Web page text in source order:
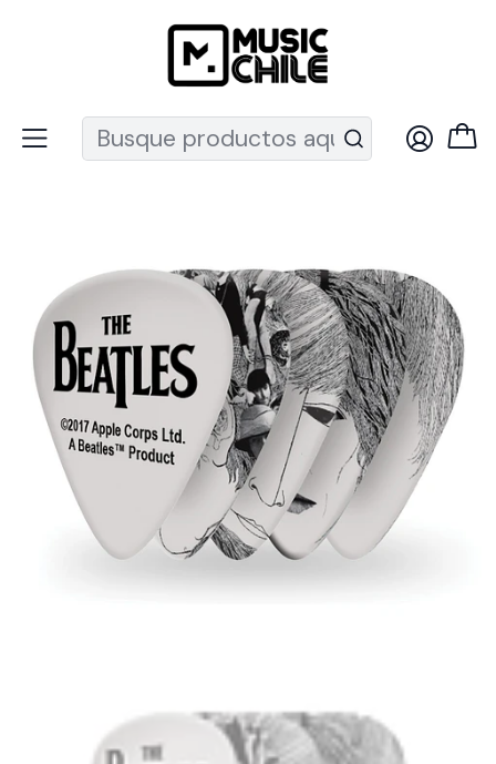
Recuerda que ahora nos puedes encontrar en el MUT
Instrumentos de Cuerda Guitarras
Uñetas Beatles Rev. (.70mm) 10 pack 1CWH4-10B1 Daddario